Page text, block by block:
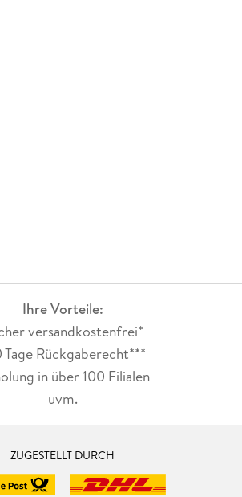
Ihre Vorteile:
versandkostenfrei*
Tage Rückgaberecht***
in über 100 Filialen
uvm.
ZUGESTELLT DURCH